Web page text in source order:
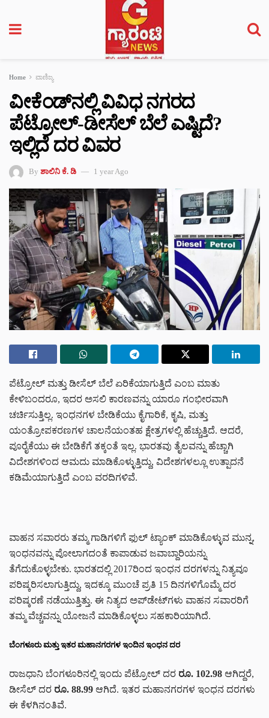
Home ವಾಣಿಜ್ಯ
ವೀಕೆಂಡ್‌ನಲ್ಲಿ ವಿವಿಧ ನಗರದ
ಪೆಟ್ರೋಲ್-ಡೀಸೆಲ್ ಬೆಲೆ ಎಷ್ಟಿದೆ?
ಇಲ್ಲಿದೆ ದರ ವಿವರ
By ಶಾಲಿನಿ ಕೆ. ಡಿ 1 year Ago
ಪೆಟ್ರೋಲ್ ಮತ್ತು ಡೀಸೆಲ್ ಬೆಲೆ ಏರಿಕೆಯಾಗುತ್ತಿದೆ ಎಂಬ ಮಾತು
ಕೇಳಿಬಂದರೂ, ಇದರ ಅಸಲಿ ಕಾರಣವನ್ನು ಯಾರೂ ಗಂಭೀರವಾಗಿ
ಚರ್ಚಿಸುತ್ತಿಲ್ಲ. ಇಂಧನಗಳ ಬೇಡಿಕೆಯು ಕೈಗಾರಿಕೆ, ಕೃಷಿ, ಮತ್ತು
ಯಂತ್ರೋಪಕರಣಗಳ ಚಾಲನೆಯಂತಹ ಕ್ಷೇತ್ರಗಳಲ್ಲಿ ಹೆಚ್ಚುತ್ತಿದೆ. ಆದರೆ,
ಪೂರೈಕೆಯು ಈ ಬೇಡಿಕೆಗೆ ತಕ್ಕಂತೆ ಇಲ್ಲ. ಭಾರತವು ತೈಲವನ್ನು ಹೆಚ್ಚಾಗಿ
ವಿದೇಶಗಳಿಂದ ಆಮದು ಮಾಡಿಕೊಳ್ಳುತ್ತಿದ್ದು, ವಿದೇಶಗಳಲ್ಲೂ ಉತ್ಪಾದನೆ
ಕಡಿಮೆಯಾಗುತ್ತಿದೆ ಎಂಬ ವರದಿಗಳಿವೆ.
ವಾಹನ ಸವಾರರು ತಮ್ಮ ಗಾಡಿಗಳಿಗೆ ಫುಲ್ ಟ್ಯಾಂಕ್ ಮಾಡಿಕೊಳ್ಳುವ ಮುನ್ನ,
ಇಂಧನವನ್ನು ಪೋಲಾಗದಂತೆ ಕಾಪಾಡುವ ಜವಾಬ್ದಾರಿಯನ್ನು
ತೆಗೆದುಕೊಳ್ಳಬೇಕು. ಭಾರತದಲ್ಲಿ 2017ರಿಂದ ಇಂಧನ ದರಗಳನ್ನು ನಿತ್ಯವೂ
ಪರಿಷ್ಕರಿಸಲಾಗುತ್ತಿದ್ದು, ಇದಕ್ಕೂ ಮುಂಚೆ ಪ್ರತಿ 15 ದಿನಗಳಿಗೊಮ್ಮೆ ದರ
ಪರಿಷ್ಕರಣೆ ನಡೆಯುತ್ತಿತ್ತು. ಈ ನಿತ್ಯದ ಅಪ್‌ಡೇಟ್‌ಗಳು ವಾಹನ ಸವಾರರಿಗೆ
ತಮ್ಮ ವೆಚ್ಚವನ್ನು ಯೋಜನೆ ಮಾಡಿಕೊಳ್ಳಲು ಸಹಕಾರಿಯಾಗಿದೆ.
ಬೆಂಗಳೂರು ಮತ್ತು ಇತರ ಮಹಾನಗರಗಳ ಇಂದಿನ ಇಂಧನ ದರ
ರಾಜಧಾನಿ ಬೆಂಗಳೂರಿನಲ್ಲಿ ಇಂದು ಪೆಟ್ರೋಲ್ ದರ ರೂ. 102.98 ಆಗಿದ್ದರೆ,
ಡೀಸೆಲ್ ದರ ರೂ. 88.99 ಆಗಿದೆ. ಇತರ ಮಹಾನಗರಗಳ ಇಂಧನ ದರಗಳು
ಈ ಕೆಳಗಿನಂತಿವೆ.